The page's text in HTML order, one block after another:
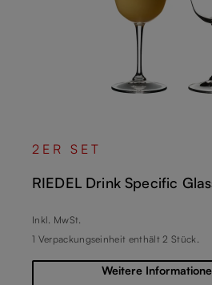
2ER SET
RIEDEL Drink Specific
Regulärer Preis:
Inkl. MwSt.
1 Verpackungseinheit enthält 2 Stück.
Weitere